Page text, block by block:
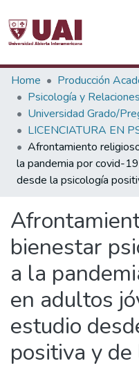
Statistics
Communities & Collections
All of DSpace
Home
Producción
Psicología y
Universidad Grado/
LICENCIATURA EN
Afrontamiento
la pandemia por covid-
desde la psicología
bienestar
a la
en adultos
estudio
positiva y